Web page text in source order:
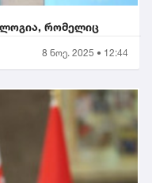
რომელიც
8 ნოე. 2025 • 12:44